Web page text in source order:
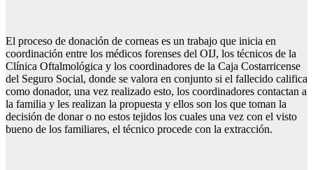
El proceso de donación de corneas es un trabajo que inicia en
coordinación entre los médicos forenses del OIJ, los técnicos de la
Clínica Oftalmológica y los coordinadores de la Caja Costarricense
del Seguro Social, donde se valora en conjunto si el fallecido califica
como donador, una vez realizado esto, los coordinadores contactan a
la familia y les realizan la propuesta y ellos son los que toman la
decisión de donar o no estos tejidos los cuales una vez con el visto
bueno de los familiares, el técnico procede con la extracción.